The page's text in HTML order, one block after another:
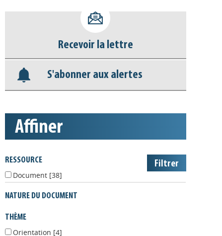
Base documentaire
affiner
RESSOURCE
Document[38]
THÈME